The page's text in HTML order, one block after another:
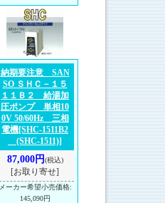
納期要注意 SAN
SO ＳＨＣ－１５
１１Ｂ２ 給湯加
圧ポンプ 単相10
0V 50/60Hz 三相
電機[SHC-1511B2
(SHC-1511)]
87,000円(税込)
[お取り寄せ]
メーカー希望小売価格:
145,090円